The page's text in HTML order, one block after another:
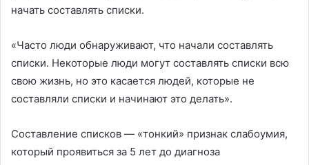
начать составлять списки.
«Часто люди обнаруживают, что начали составлять
списки. Некоторые люди могут составлять списки всю
свою жизнь, но это касается людей, которые не
составляли списки и начинают это делать».
Составление списков — «тонкий» признак слабоумия,
который проявиться за 5 лет до диагноза